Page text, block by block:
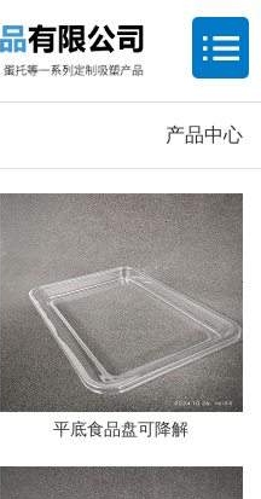
产品中心
平底食品盘可降解